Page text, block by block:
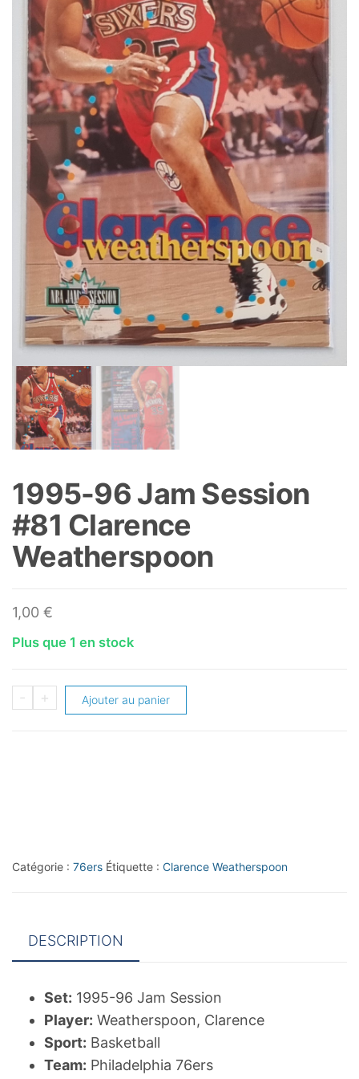
1995-96 Jam Session
#81 Clarence
Weatherspoon
1,00 €
Plus que 1 en stock
-
quantité
Weatherspoon
+ Ajouter au panier
Catégorie : 76ers Étiquette : Clarence Weatherspoon
DESCRIPTION
Set: 1995-96 Jam Session
Player: Weatherspoon, Clarence
Sport: Basketball
Team: Philadelphia 76ers